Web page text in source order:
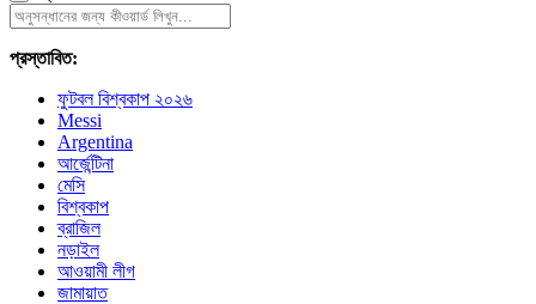
প্রস্তাবিত:
ফুটবল বিশ্বকাপ ২০২৬
Messi
Argentina
আর্জেন্টিনা
মেসি
বিশ্বকাপ
ব্রাজিল
নড়াইল
আওয়ামী লীগ
জামায়াত